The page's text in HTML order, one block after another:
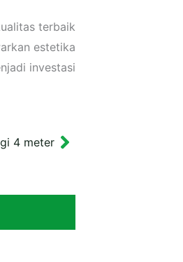
terbaik
estetika
investasi
4 meterNext